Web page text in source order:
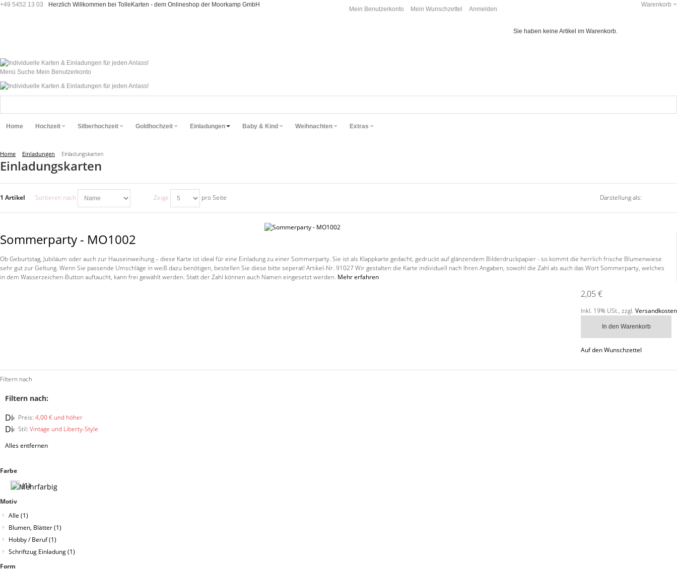
+49 5452 13 03 Herzlich Willkommen bei TolleKarten - dem Onlineshop der Moorkamp GmbH Warenkorb
Sie haben keine Artikel im Warenkorb.
Mein Benutzerkonto Mein Wunschzettel Anmelden
Menü Suche Mein Benutzerkonto
Home Hochzeit Silberhochzeit Goldhochzeit Einladungen Baby & Kind Weihnachten Extras
Home Einladungen Einladungskarten
Einladungskarten
1 Artikel Sortieren nach Zeige pro Seite Darstellung als:
Sommerparty - MO1002
Ob Geburtstag, Jubiläum oder auch zur Hauseinweihung – diese Karte ist ideal für eine Einladung zu einer Sommerparty. Sie ist als Klappkarte gedacht, gedruckt auf glänzendem Bilderdruckpapier - so kommt die herrlich frische Blumenwiese
sehr gut zur Geltung. Wenn Sie passende Umschläge in weiß dazu benötigen, bestellen Sie diese bitte seperat! Artikel-Nr. 91027 Wir gestalten die Karte individuell nach Ihren Angaben, sowohl die Zahl als auch das Wort Sommerparty, welches
in dem Wasserzeichen-Button auftaucht, kann frei gewählt werden. Statt der Zahl können auch Namen eingesetzt werden. Mehr erfahren
2,05 €
Inkl. 19% USt., zzgl. Versandkosten
In den Warenkorb
Auf den Wunschzettel
Filtern nach
Filtern nach:
Preis: 4,00 € und höher
Diesen
Artikel
entfernen
Stil: Vintage und Liberty-Style
Diesen
entfernen
Alles entfernen
Farbe
(1)
Motiv
Alle (1)
Blumen, Blätter(1)
Hobby / Beruf(1)
Schriftzug Einladung(1)
Form